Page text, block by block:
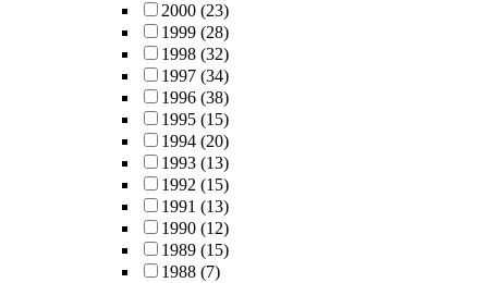
2000 (23)
1999 (28)
1998 (32)
1997 (34)
1996 (38)
1995 (15)
1994 (20)
1993 (13)
1992 (15)
1991 (13)
1990 (12)
1989 (15)
1988 (7)